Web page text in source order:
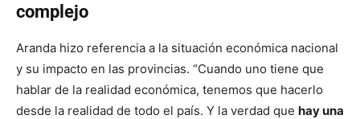
complejo
Aranda hizo referencia a la situación económica nacional
y su impacto en las provincias. “Cuando uno tiene que
hablar de la realidad económica, tenemos que hacerlo
desde la realidad de todo el país. Y la verdad que hay una